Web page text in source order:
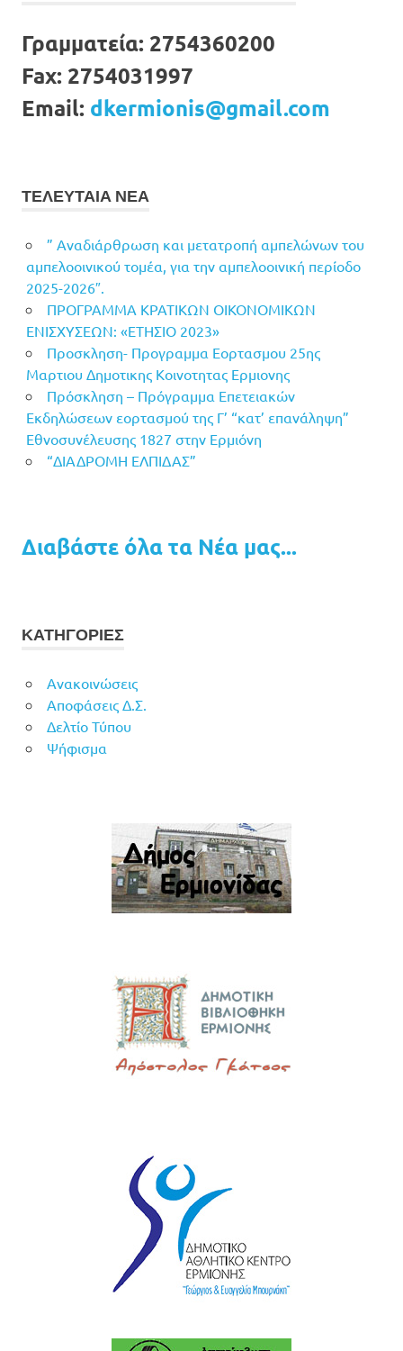
Γραμματεία: 2754360200
Fax: 2754031997
Email: dkermionis@gmail.com
ΤΕΛΕΥΤΑΙΑ ΝΕΑ
” Αναδιάρθρωση και μετατροπή αμπελώνων του
αμπελοοινικού τομέα, για την αμπελοοινική περίοδο
2025-2026″.
ΠΡΟΓΡΑΜΜΑ ΚΡΑΤΙΚΩΝ ΟΙΚΟΝΟΜΙΚΩΝ
ΕΝΙΣΧΥΣΕΩΝ: «ΕΤΗΣΙΟ 2023»
Προσκληση- Προγραμμα Εορτασμου 25ης
Μαρτιου Δημοτικης Κοινοτητας Ερμιονης
Πρόσκληση – Πρόγραμμα Επετειακών
Εκδηλώσεων εορτασμού της Γ’ “κατ’ επανάληψη”
Εθνοσυνέλευσης 1827 στην Ερμιόνη
“ΔΙΑΔΡΟΜΗ ΕΛΠΙΔΑΣ”
Διαβάστε όλα τα Νέα μας...
ΚΑΤΗΓΟΡΙΕΣ
Ανακοινώσεις
Αποφάσεις Δ.Σ.
Δελτίο Τύπου
Ψήφισμα